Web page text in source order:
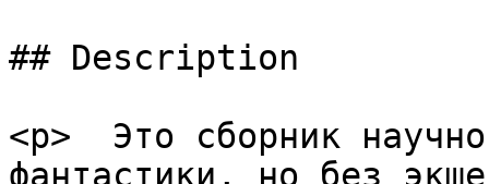
## Description
<p>  Это сборник
фантастики, но без